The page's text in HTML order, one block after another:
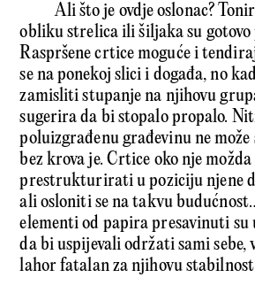
Ali što je ovdje oslonac?
obliku strelica ili šiljaka su gotovo
Raspršene crtice moguće i
se na ponekoj slici i događa, no
zamisliti stupanje na njihovu
sugerira da bi stopalo propalo.
poluizgrađenu građevinu ne
bez krova je. Crtice oko nje
prestrukturirati u poziciju njene
ali osloniti se na takvu
elementi od papira presavinuti su
da bi uspijevali održati sami sebe,
lahor fatalan za njihovu